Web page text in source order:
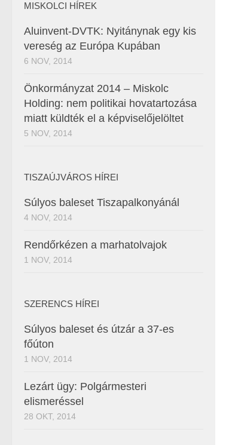
MISKOLCI HÍREK
Aluinvent-DVTK: Nyitánynak egy kis
vereség az Európa Kupában
6 NOV, 2014
Önkormányzat 2014 – Miskolc
Holding: nem politikai hovatartozása
miatt küldték el a képviselőjelöltet
5 NOV, 2014
TISZAÚJVÁROS HÍREI
Súlyos baleset Tiszapalkonyánál
4 NOV, 2014
Rendőrkézen a marhatolvajok
1 NOV, 2014
SZERENCS HÍREI
Súlyos baleset és útzár a 37-es
főúton
1 NOV, 2014
Lezárt ügy: Polgármesteri
elismeréssel
28 OKT, 2014